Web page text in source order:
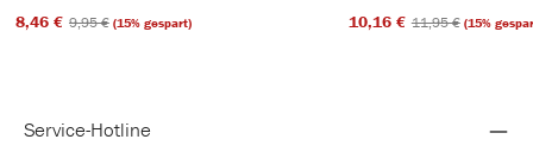
8,46 €​ 9,95 €​(15% gespart) 10,16 €​ 11,95 €​(15%
Service-Hotline